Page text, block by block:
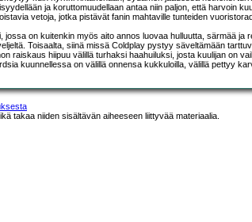
ja koruttomuudellaan antaa niin paljon, että harvoin
vetoja, jotka pistävät fanin mahtaville tunteiden
on kuitenkin myös aito annos luovaa hulluutta, särmää ja
Toisaalta, siinä missä Coldplay pystyy säveltämään
raiskaus hiipuu välillä turhaksi haahuiluksi, josta kuulijan on
kuunnellessa on välillä onnensa kukkuloilla, välillä pettyy
takaa niiden sisältävän aiheeseen liittyvää materiaalia.